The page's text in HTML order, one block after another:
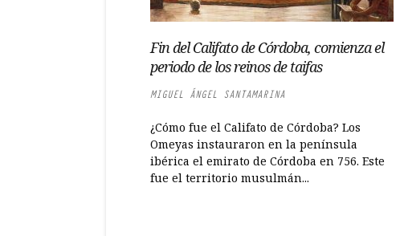
Fin del Califato de Córdoba, comienza el
periodo de los reinos de taifas
MIGUEL ÁNGEL SANTAMARINA
¿Cómo fue el Califato de Córdoba? Los
Omeyas instauraron en la península
ibérica el emirato de Córdoba en 756. Este
fue el territorio musulmán...